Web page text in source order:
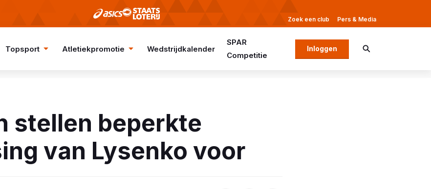
Zoek een club Pers & Media
Topsport Atletiekpromotie Wedstrijdkalender
SPAR
Competitie
Inloggen
stellen beperkte
van Lysenko voor